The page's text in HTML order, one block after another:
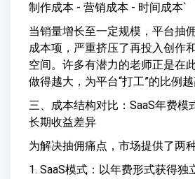
制作成本 - 营销成本 - 时间成本`
当销量增长至一定规模，平台抽
成本项，严重挤压了再投入创作
空间。许多有潜力的老师正是在
做得越大，为平台“打工”的比例越
三、成本结构对比：SaaS年费模
长期收益差异
为解决抽佣痛点，市场提供了两
1. SaaS模式：以年费形式获得独